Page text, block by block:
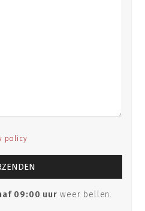
policy
09:00 uur weer bellen.